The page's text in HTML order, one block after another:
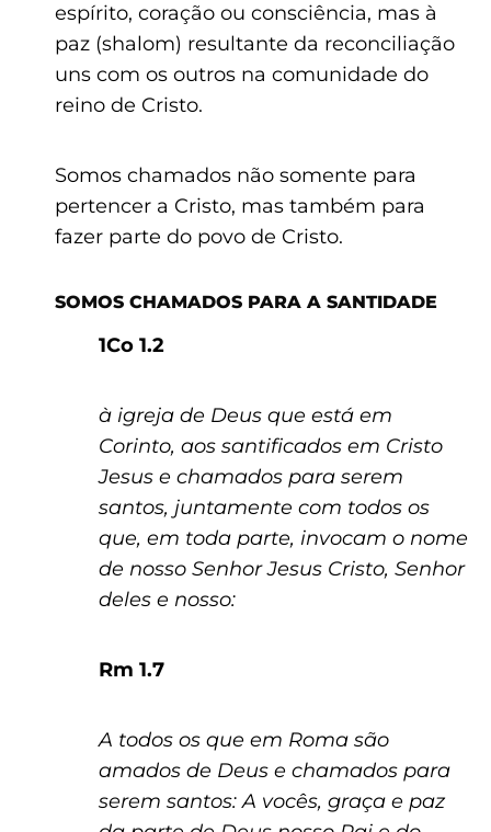
espírito, coração ou consciência, mas à
paz (shalom) resultante da reconciliação
uns com os outros na comunidade do
reino de Cristo.
Somos chamados não somente para
pertencer a Cristo, mas também para
fazer parte do povo de Cristo.
SOMOS CHAMADOS PARA A SANTIDADE
1Co 1.2
à igreja de Deus que está em
Corinto, aos santificados em Cristo
Jesus e chamados para serem
santos, juntamente com todos os
que, em toda parte, invocam o nome
de nosso Senhor Jesus Cristo, Senhor
deles e nosso:
Rm 1.7
A todos os que em Roma são
amados de Deus e chamados para
serem santos: A vocês, graça e paz